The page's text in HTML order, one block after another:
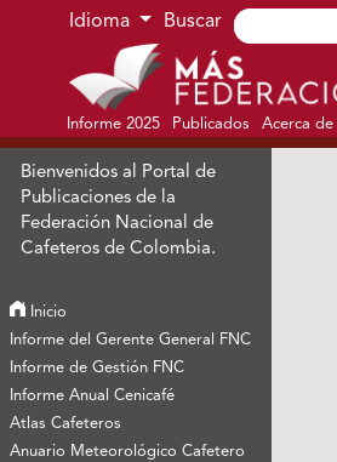
Ir al menú de navegación principal
Ir al contenido principal
Ir al pie de página del sitio
Idioma Buscar
Informe 2025 Publicados Acerca de
Bienvenidos al Portal de
Publicaciones de la
Federación Nacional de
Cafeteros de Colombia.
Inicio
Informe del Gerente General FNC
Informe de Gestión FNC
Informe Anual Cenicafé
Atlas Cafeteros
Anuario Meteorológico Cafetero